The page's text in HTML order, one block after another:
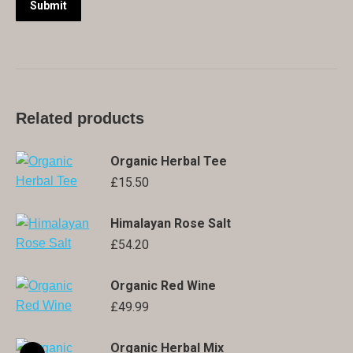
Related products
Organic Herbal Tee
£15.50
Himalayan Rose Salt
£54.20
Organic Red Wine
£49.99
Organic Herbal Mix